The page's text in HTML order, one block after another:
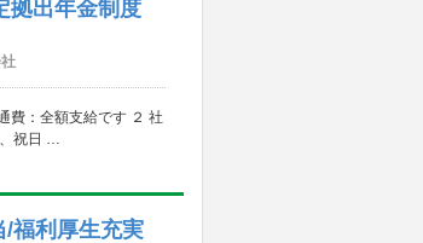
拠出年金制度
費：全額支給です ２ 社
祝日 …
/福利厚生充実